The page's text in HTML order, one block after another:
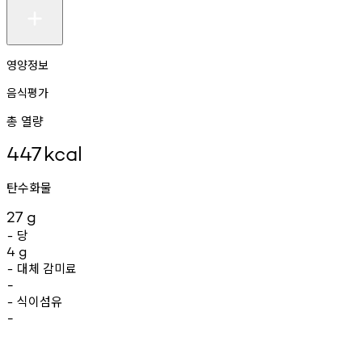
영양정보
음식평가
총 열량
447kcal
탄수화물
27 g
- 당
4 g
- 대체 감미료
-
- 식이섬유
-